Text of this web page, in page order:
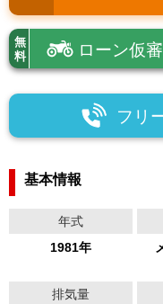
無
料
ローン仮
フリ
基本情報
年式
1981年
排気量